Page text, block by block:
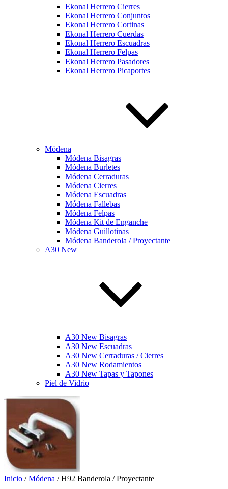
Ekonal Herrero Cierres
Ekonal Herrero Conjuntos
Ekonal Herrero Cortinas
Ekonal Herrero Cuerdas
Ekonal Herrero Escuadras
Ekonal Herrero Felpas
Ekonal Herrero Pasadores
Ekonal Herrero Picaportes
Módena
Módena Bisagras
Módena Burletes
Módena Cerraduras
Módena Cierres
Módena Escuadras
Módena Fallebas
Módena Felpas
Módena Kit de Enganche
Módena Guillotinas
Módena Banderola / Proyectante
A30 New
A30 New Bisagras
A30 New Escuadras
A30 New Cerraduras / Cierres
A30 New Rodamientos
A30 New Tapas y Tapones
Piel de Vidrio
Inicio /Módena / H92 Banderola / Proyectante